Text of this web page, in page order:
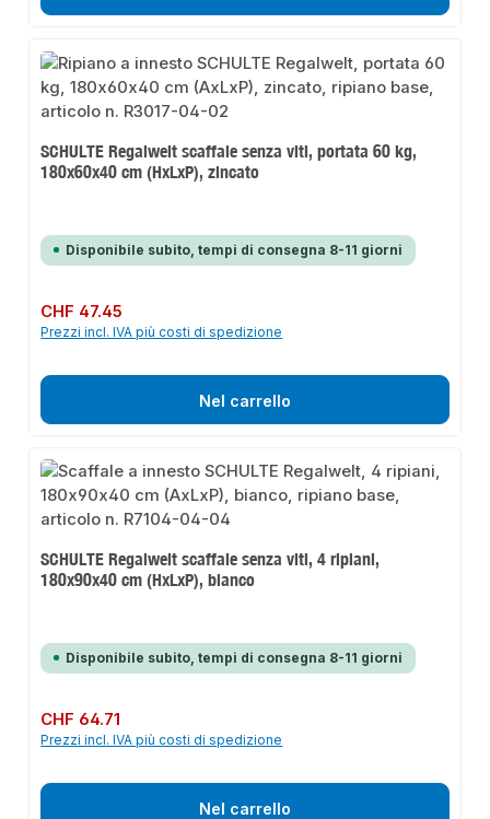
SCHULTE Regalwelt scaffale senza viti, portata 60 kg,
180x60x40 cm (HxLxP), zincato
Disponibile subito, tempi di consegna 8-11 giorni
Prezzo normale:
CHF 47.45
Prezzi incl. IVA più costi di spedizione
Nel carrello
SCHULTE Regalwelt scaffale senza viti, 4 ripiani,
180x90x40 cm (HxLxP), bianco
Disponibile subito, tempi di consegna 8-11 giorni
Prezzo normale:
CHF 64.71
Prezzi incl. IVA più costi di spedizione
Nel carrello